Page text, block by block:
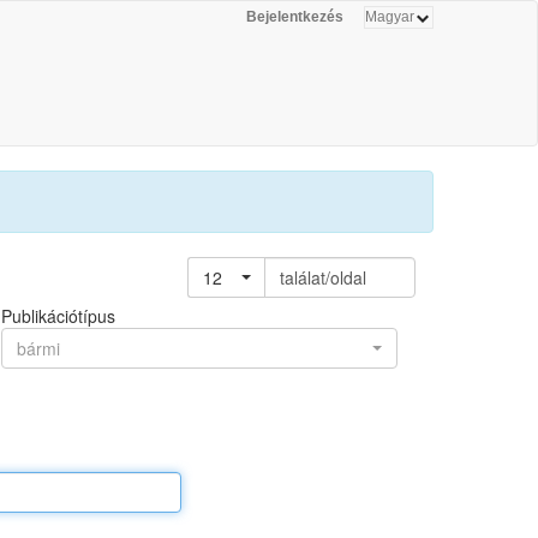
Bejelentkezés
12
találat/oldal
Publikációtípus
bármi